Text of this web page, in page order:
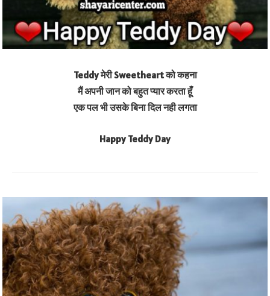
Teddy मेरी Sweetheart को कहना
मैं अपनी जान को बहुत प्यार करता हूँ
एक पल भी उसके बिना दिल नही लगता
Happy Teddy Day